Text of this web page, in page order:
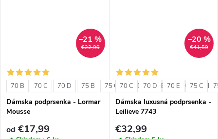
€22,99
–21 %
70 B 70 C 70 D 75 B 75 C 75 D 80 B 80 C 80 D
Dámska podprsenka - Lormar
Mousse
od €17,99
€41,59
–20 %
70 C 70 D 70 E 75 C
Dámska luxusná podprsenka -
Leilieve 7743
€32,99